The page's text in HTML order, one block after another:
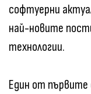
софтуерни
най-новите
технологии.
Един от първите